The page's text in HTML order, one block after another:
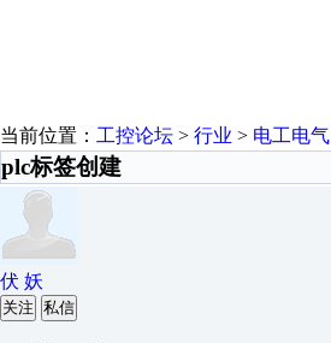
当前位置： 工控论坛 > 行业 > 电工电气
plc标签创建
伏 妖
关注 私信